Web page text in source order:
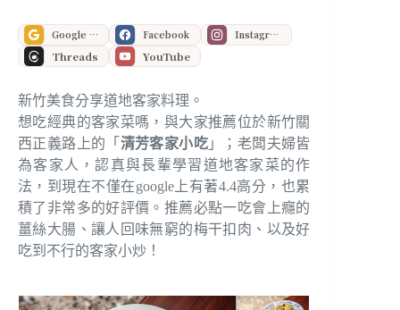
Google 偏好來源 Facebook Instagram
Threads YouTube
新竹美食分享道地客家料理。
想吃經典的客家菜嗎，與大家推薦位於新竹關
西正義路上的「 清芳客家小吃 」；老闆夫婦皆
為客家人，認真與長輩學習道地客家菜的作
法，到現在不僅在google上有著4.4高分，也累
積了非常多的好評價。推薦必點一吃會上癮的
薑絲大腸、讓人回味無窮的梅干扣肉、以及好
吃到不行的客家小炒！